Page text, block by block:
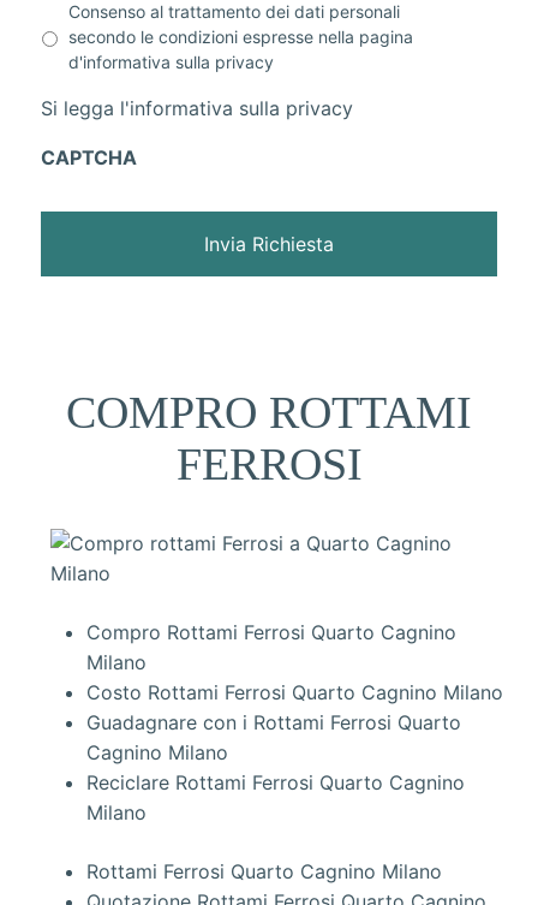
Consenso al trattamento dei dati personali
secondo le condizioni espresse nella pagina
d'informativa sulla privacy
Si legga l'informativa sulla privacy
CAPTCHA
COMPRO ROTTAMI
FERROSI
Compro Rottami Ferrosi Quarto Cagnino
Milano
Costo Rottami Ferrosi Quarto Cagnino Milano
Guadagnare con i Rottami Ferrosi Quarto
Cagnino Milano
Reciclare Rottami Ferrosi Quarto Cagnino
Milano
Rottami Ferrosi Quarto Cagnino Milano